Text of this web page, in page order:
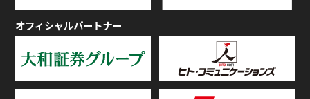
オフィシャルパートナー